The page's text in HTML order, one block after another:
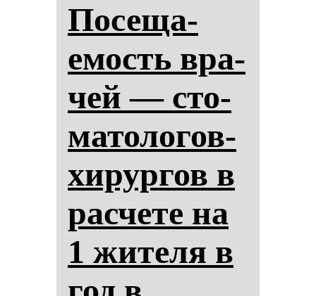
По­се­ща­
емость вра­
чей — сто­
ма­то­ло­гов-
хи­рур­гов в
рас­че­те на
1 жи­те­ля в